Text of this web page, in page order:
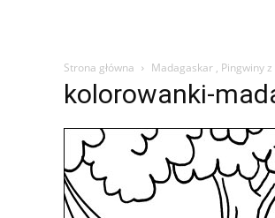
Strona główna Madagaskar , Pingwiny
kolorowanki-